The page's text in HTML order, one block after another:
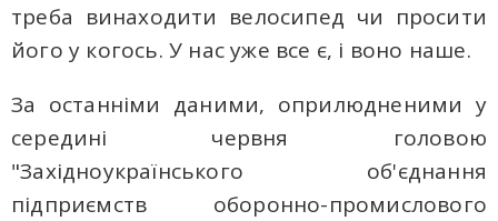
треба винаходити велосипед чи просити
його у когось. У нас уже все є, і воно наше.
За останніми даними, оприлюдненими у
середині червня головою
"Західноукраїнського об'єднання
підприємств оборонно-промислового